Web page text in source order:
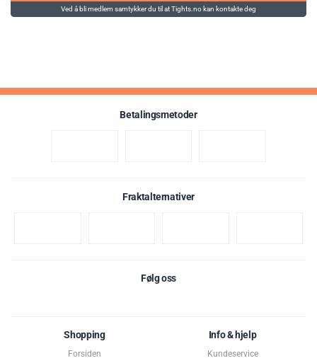
Ved å bli medlem samtykker du til at Tights.no kan kontakte deg
Betalingsmetoder
Fraktalternativer
Følg oss
Shopping
Forsiden
Info & hjelp
Kundeservice